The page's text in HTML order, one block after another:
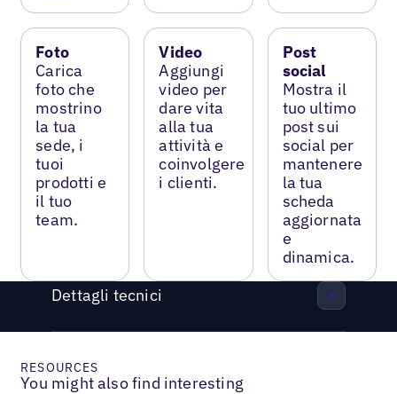
Foto
Carica
foto che
mostrino
la tua
sede, i
tuoi
prodotti e
il tuo
team.
Video
Aggiungi
video per
dare vita
alla tua
attività e
coinvolgere
i clienti.
Post
social
Mostra il
tuo ultimo
post sui
social per
mantenere
la tua
scheda
aggiornata
e
dinamica.
Dettagli tecnici
RESOURCES
You might also find interesting